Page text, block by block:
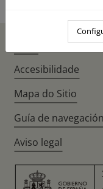
Accesibilidade
Mapa do Sitio
Guía de navegación
Aviso legal